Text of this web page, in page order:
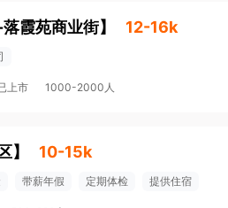
霞苑商业街】 12-16k
上市 1000-2000人
】 10-15k
带薪年假 定期体检 提供住宿